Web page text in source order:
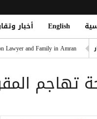
English أخبار
Lawyer and Family in Amran
ترامب يراهن على الضغط
نقابة المحامين اليمنيين
تهاجم